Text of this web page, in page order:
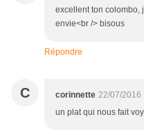
excellent ton colombo,
envie<br /> bisous
Répondre
C corinnette 22/07/2016
un plat qui nous fait